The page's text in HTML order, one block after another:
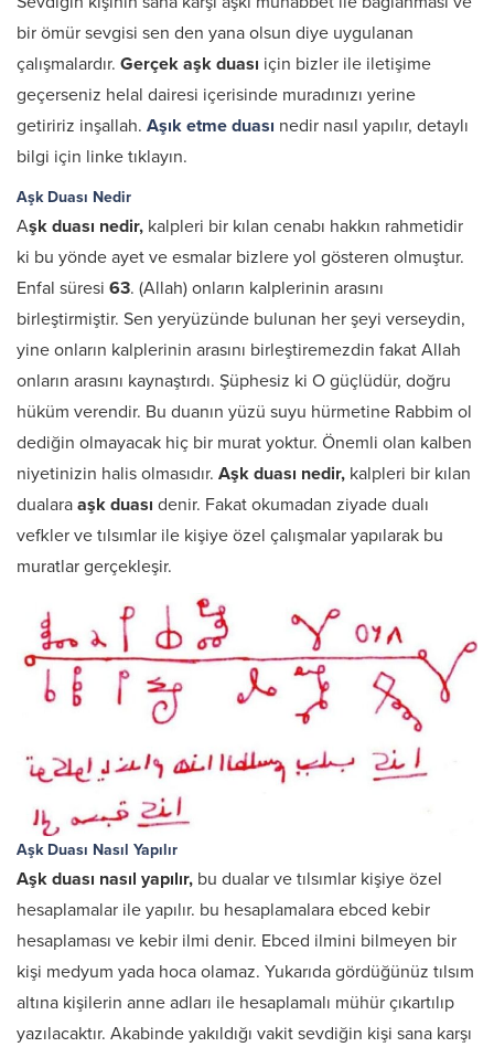
bir ömür sevgisi sen den yana olsun diye uygulanan
çalışmalardır. Gerçek aşk duası için bizler ile iletişime
geçerseniz helal dairesi içerisinde muradınızı yerine
getiririz inşallah. Aşık etme duası nedir nasıl yapılır, detaylı
bilgi için linke tıklayın.
Aşk Duası Nedir
Aşk duası nedir, kalpleri bir kılan cenabı hakkın rahmetidir
ki bu yönde ayet ve esmalar bizlere yol gösteren olmuştur.
Enfal süresi 63. (Allah) onların kalplerinin arasını
birleştirmiştir. Sen yeryüzünde bulunan her şeyi verseydin,
yine onların kalplerinin arasını birleştiremezdin fakat Allah
onların arasını kaynaştırdı. Şüphesiz ki O güçlüdür, doğru
hüküm verendir. Bu duanın yüzü suyu hürmetine Rabbim ol
dediğin olmayacak hiç bir murat yoktur. Önemli olan kalben
niyetinizin halis olmasıdır. Aşk duası nedir, kalpleri bir kılan
dualara aşk duası denir. Fakat okumadan ziyade dualı
vefkler ve tılsımlar ile kişiye özel çalışmalar yapılarak bu
muratlar gerçekleşir.
Aşk Duası Nasıl Yapılır
Aşk duası nasıl yapılır, bu dualar ve tılsımlar kişiye özel
hesaplamalar ile yapılır. bu hesaplamalara ebced kebir
hesaplaması ve kebir ilmi denir. Ebced ilmini bilmeyen bir
kişi medyum yada hoca olamaz. Yukarıda gördüğünüz tılsım
altına kişilerin anne adları ile hesaplamalı mühür çıkartılıp
yazılacaktır. Akabinde yakıldığı vakit sevdiğin kişi sana karşı